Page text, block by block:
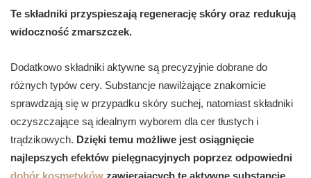
Te składniki przyspieszają regenerację skóry oraz redukują
widoczność zmarszczek.
Dodatkowo składniki aktywne są precyzyjnie dobrane do
różnych typów cery. Substancje nawilżające znakomicie
sprawdzają się w przypadku skóry suchej, natomiast składniki
oczyszczające są idealnym wyborem dla cer tłustych i
trądzikowych. Dzięki temu możliwe jest osiągnięcie
najlepszych efektów pielęgnacyjnych poprzez odpowiedni
dobór kosmetyków zawierających te aktywne substancje.